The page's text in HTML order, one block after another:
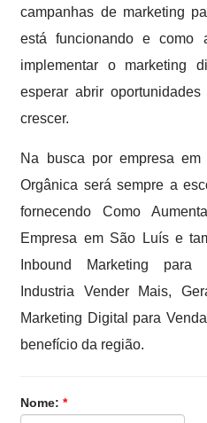
campanhas de marketing
está funcionando e como
implementar o marketing
esperar abrir
crescer.
Na busca por empresa
Orgânica será sempre a
fornecendo Como
Empresa em São Luís e
Inbound Marketing para
Industria Vender Mais,
Marketing Digital para
benefício da região.
Nome:*